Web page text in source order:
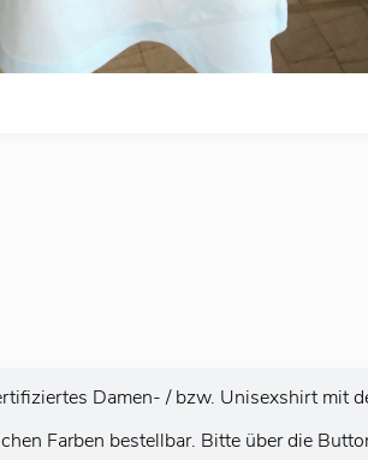
Damen- / bzw. Unisexshirt mit
Farben bestellbar. Bitte über die